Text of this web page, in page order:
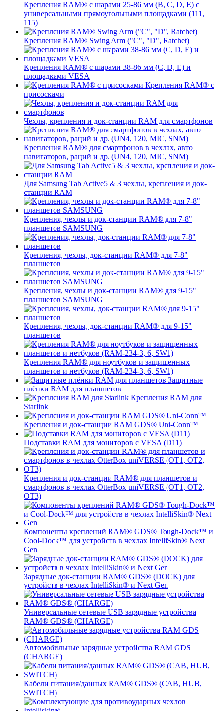
Крепления RAM® с шарами 25-86 мм (B, C, D, E) с
универсальными прямоугольными площадками (111,
115)
Крепления RAM® Swing Arm ("C", "D", Ratchet)
Крепления RAM® с шарами 38-86 мм (C, D, E) и
площадками VESA
Крепления RAM® с
присосками
Чехлы, крепления и док-станции RAM для смартфонов
Крепления RAM® для смартфонов в чехлах, авто
навигаторов, раций и др. (UN4, 120, MIC, SNM)
Для Samsung Tab Active5 & 3 чехлы, крепления и док-
станции RAM
Крепления, чехлы и док-станции RAM® для 7-8"
планшетов SAMSUNG
Крепления, чехлы, док-станции RAM® для 7-8"
планшетов
Крепления, чехлы и док-станции RAM® для 9-15"
планшетов SAMSUNG
Крепления, чехлы, док-станции RAM® для 9-15"
планшетов
Крепления RAM® для ноутбуков и защищенных
планшетов и нетбуков (RAM-234-3, 6, SW1)
Защитные
плёнки RAM для планшетов
Крепления RAM для
Starlink
Крепления и док-станции RAM GDS® Uni-Conn™
Подставки RAM для мониторов с VESA (D11)
Крепления и док-станции RAM® для планшетов и
смартфонов в чехлах OtterBox uniVERSE (OT1, OT2,
OT3)
Компоненты креплений RAM® GDS® Tough-Dock™ и
Cool-Dock™ для устройств в чехлах IntelliSkin® Next
Gen
Зарядные док-станции RAM® GDS® (DOCK) для
устройств в чехлах IntelliSkin® и Next Gen
Универсальные сетевые USB зарядные устройства
RAM® GDS® (CHARGE)
Автомобильные зарядные устройства RAM GDS
(CHARGE)
Кабели питания/данных RAM® GDS® (CAB, HUB,
SWITCH)